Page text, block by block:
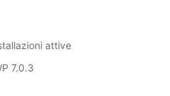
attive
7.0.3